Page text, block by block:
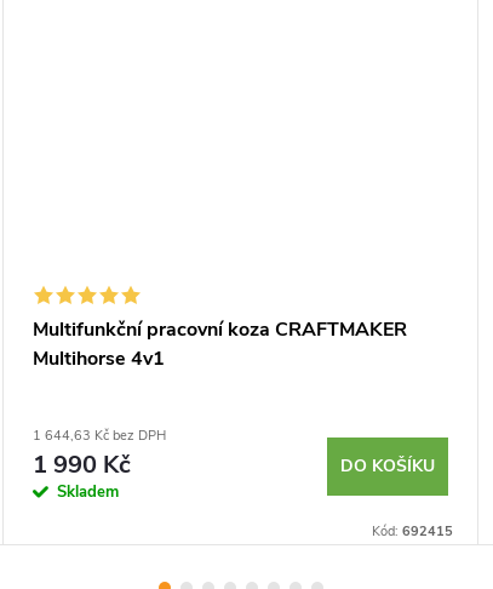
Multifunkční pracovní koza CRAFTMAKER
Multihorse 4v1
1 644,63 Kč bez DPH
1 990 Kč
Skladem
DO KOŠÍKU
Kód: 692415